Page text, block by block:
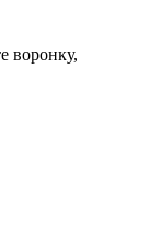
воронку,